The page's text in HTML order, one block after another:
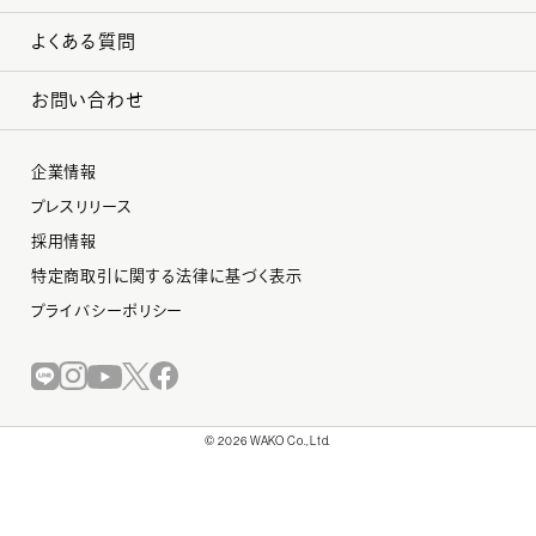
よくある質問
お問い合わせ
企業情報
プレスリリース
採用情報
特定商取引に関する法律に基づく表示
プライバシーポリシー
©︎ 2026 WAKO Co.,Ltd.